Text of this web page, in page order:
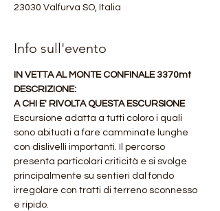
23030 Valfurva SO, Italia
Info sull'evento
IN VETTA AL MONTE CONFINALE 3370mt
DESCRIZIONE:
A CHI E' RIVOLTA QUESTA ESCURSIONE
Escursione adatta a tutti coloro i quali
sono abituati a fare camminate lunghe
con dislivelli importanti. Il percorso
presenta particolari criticità e si svolge
principalmente su sentieri dal fondo
irregolare con tratti di terreno sconnesso
e ripido.